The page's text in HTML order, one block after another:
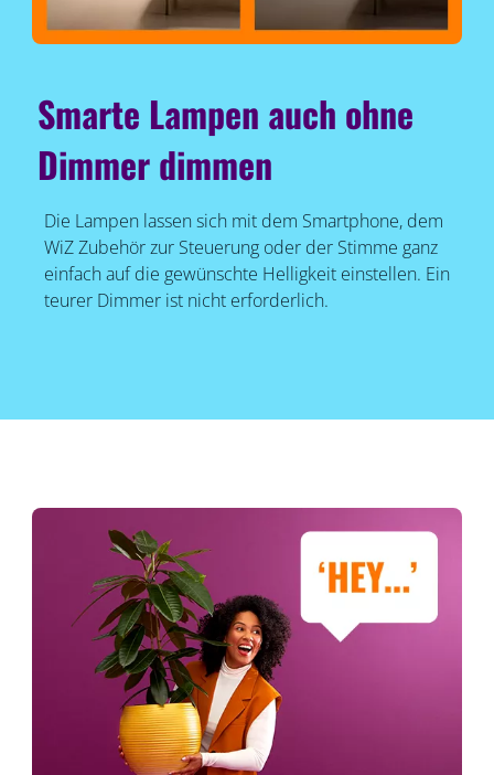
Smarte Lampen auch ohne
Dimmer dimmen
Die Lampen lassen sich mit dem Smartphone, dem
WiZ Zubehör zur Steuerung oder der Stimme ganz
einfach auf die gewünschte Helligkeit einstellen. Ein
teurer Dimmer ist nicht erforderlich.